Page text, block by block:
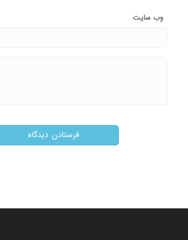
وب‌ سایت